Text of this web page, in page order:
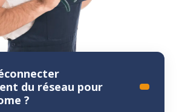
du réseau pour
?